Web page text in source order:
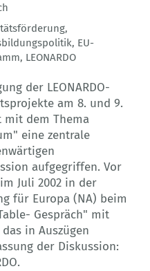
,
, EU-
, LEONARDO
der LEONARDO-
am 8. und 9.
mit dem Thema
eine zentrale
aufgegriffen. Vor
Juli 2002 in der
für Europa (NA) beim
Gespräch" mit
in Auszügen
der Diskussion: